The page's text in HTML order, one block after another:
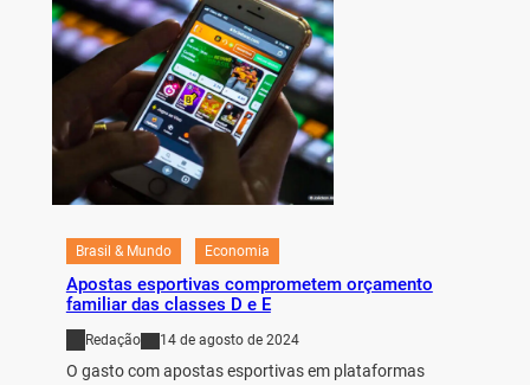
Brasil & Mundo Economia
Apostas esportivas comprometem orçamento
familiar das classes D e E
Redação 14 de agosto de 2024
O gasto com apostas esportivas em plataformas